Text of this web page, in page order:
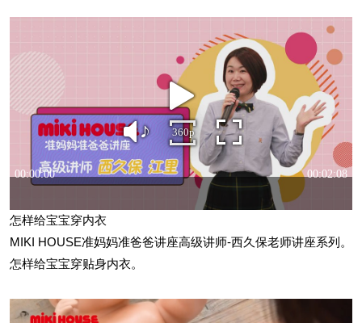
怎样给宝宝穿内衣
MIKI HOUSE准妈妈准爸爸讲座高级讲师-西久保老师讲座系列。
怎样给宝宝穿贴身内衣。